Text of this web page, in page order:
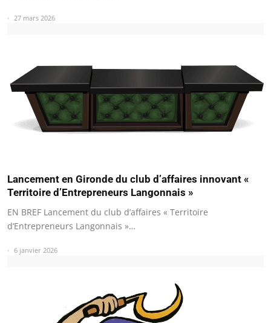
27 mars 2026
Lancement en Gironde du club d’affaires innovant «
Territoire d’Entrepreneurs Langonnais »
EN BREF Lancement du club d’affaires « Territoire
d’Entrepreneurs Langonnais »…
6 janvier 2026